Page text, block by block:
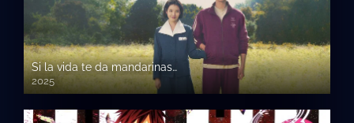
Si la vida te da mandarinas…
2025